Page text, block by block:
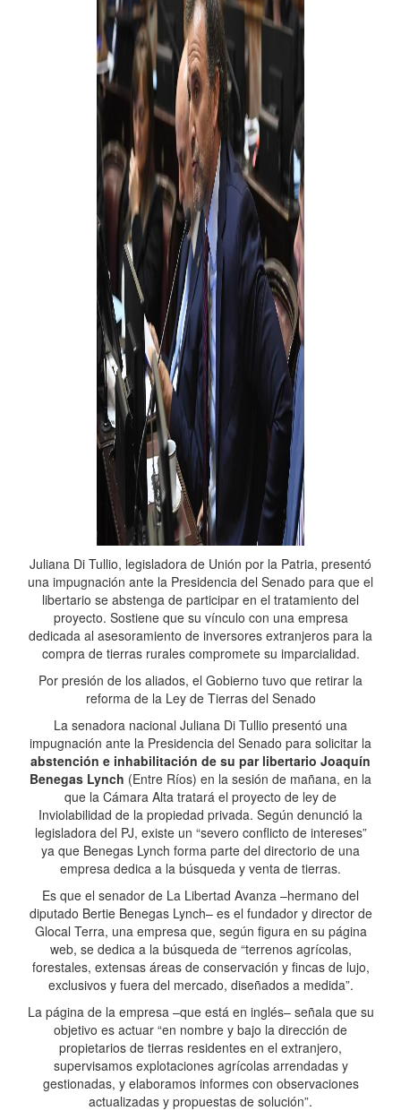
Juliana Di Tullio, legisladora de Unión por la Patria, presentó
una impugnación ante la Presidencia del Senado para que el
libertario se abstenga de participar en el tratamiento del
proyecto. Sostiene que su vínculo con una empresa
dedicada al asesoramiento de inversores extranjeros para la
compra de tierras rurales compromete su imparcialidad.
Por presión de los aliados, el Gobierno tuvo que retirar la
reforma de la Ley de Tierras del Senado
La senadora nacional Juliana Di Tullio presentó una
impugnación ante la Presidencia del Senado para solicitar la
abstención e inhabilitación de su par libertario Joaquín
Benegas Lynch (Entre Ríos) en la sesión de mañana, en la
que la Cámara Alta tratará el proyecto de ley de
Inviolabilidad de la propiedad privada. Según denunció la
legisladora del PJ, existe un “severo conflicto de intereses”
ya que Benegas Lynch forma parte del directorio de una
empresa dedica a la búsqueda y venta de tierras.
Es que el senador de La Libertad Avanza –hermano del
diputado Bertie Benegas Lynch– es el fundador y director de
Glocal Terra, una empresa que, según figura en su página
web, se dedica a la búsqueda de “terrenos agrícolas,
forestales, extensas áreas de conservación y fincas de lujo,
exclusivos y fuera del mercado, diseñados a medida”.
La página de la empresa –que está en inglés– señala que su
objetivo es actuar “en nombre y bajo la dirección de
propietarios de tierras residentes en el extranjero,
supervisamos explotaciones agrícolas arrendadas y
gestionadas, y elaboramos informes con observaciones
actualizadas y propuestas de solución”.